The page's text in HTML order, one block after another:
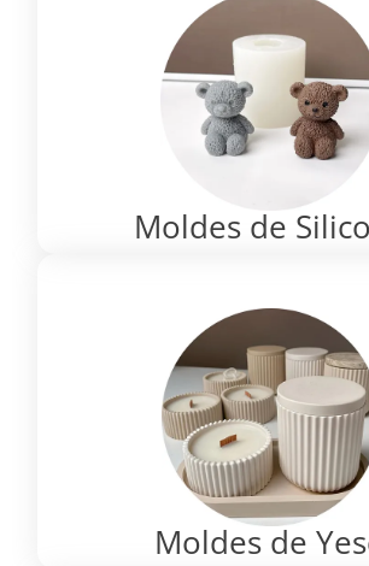
Moldes de
Moldes de